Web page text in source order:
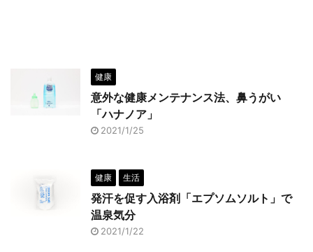
健康
意外な健康メンテナンス法、鼻うがい
「ハナノア」
2021/1/25
健康 生活
発汗を促す入浴剤「エプソムソルト」で
温泉気分
2021/1/22